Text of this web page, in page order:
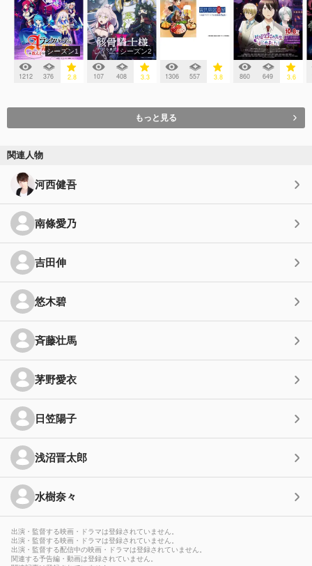
シーズン1
1212 376 2.8
シーズン2
107 408 3.3 1306 557 3.8 860 649 3.6
もっと見る
関連人物
河西健吾
南條愛乃
吉田伸
悠木碧
斉藤壮馬
茅野愛衣
日笠陽子
浅沼晋太郎
水樹奈々
出演・監督する映画・ドラマは登録されていません。
出演・監督する映画・ドラマは登録されていません。
出演・監督する配信中の映画・ドラマは登録されていません。
関連する予告編・動画は登録されていません。